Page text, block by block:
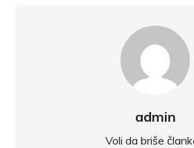
admin
Voli da briše